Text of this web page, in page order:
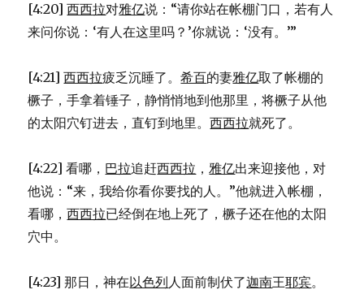
[4:20]西西拉对雅亿说：“请你站在帐棚门口，若有人
来问你说：‘有人在这里吗？’你就说：‘没有。’”
[4:21]西西拉疲乏沉睡了。希百的妻雅亿取了帐棚的
橛子，手拿着锤子，静悄悄地到他那里，将橛子从他
的太阳穴钉进去，直钉到地里。西西拉就死了。
[4:22] 看哪， 巴拉追赶西西拉 ，雅亿出来迎接他，对
他说：“来，我给你看你要找的人。”他就进入帐棚，
看哪，西西拉已经倒在地上死了，橛子还在他的太阳
穴中。
[4:23] 那日，神在以色列人面前制伏了迦南王耶宾。